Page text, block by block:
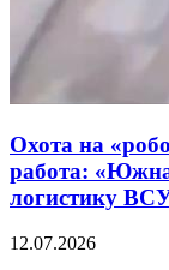
Охота на
работа:
логистику
12.07.2026